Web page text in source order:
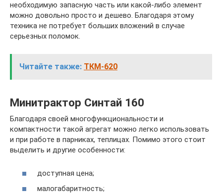
необходимую запасную часть или какой-либо элемент
можно довольно просто и дешево. Благодаря этому
техника не потребует больших вложений в случае
серьезных поломок.
Читайте также: ТКМ-620
Минитрактор Синтай 160
Благодаря своей многофункциональности и
компактности такой агрегат можно легко использовать
и при работе в парниках, теплицах. Помимо этого стоит
выделить и другие особенности:
доступная цена;
малогабаритность;